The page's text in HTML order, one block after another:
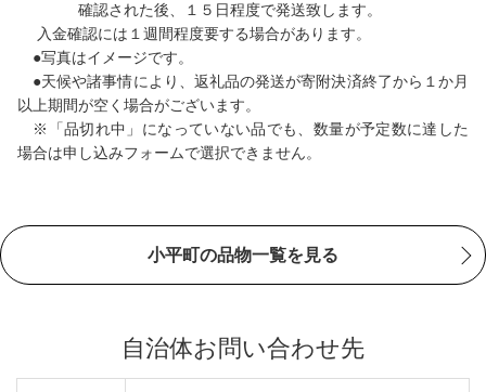
確認された後、１５日程度で発送致します。
入金確認には１週間程度要する場合があります。
●写真はイメージです。
●天候や諸事情により、返礼品の発送が寄附決済終了から１か月
以上期間が空く場合がございます。
※「品切れ中」になっていない品でも、数量が予定数に達した
場合は申し込みフォームで選択できません。
小平町の品物一覧を見る
自治体お問い合わせ先